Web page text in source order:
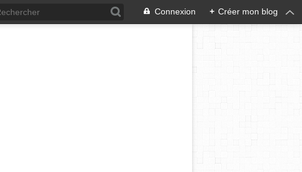
Connexion + Créer mon blog